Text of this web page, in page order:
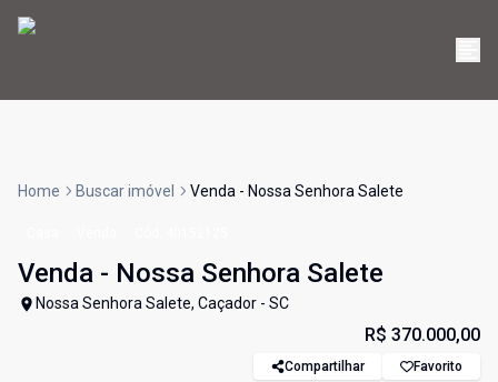
Home Buscar imóvel Venda - Nossa Senhora Salete
Venda - Nossa Senhora Salete
Nossa Senhora Salete, Caçador - SC
R$ 370.000,00
Compartilhar Favorito